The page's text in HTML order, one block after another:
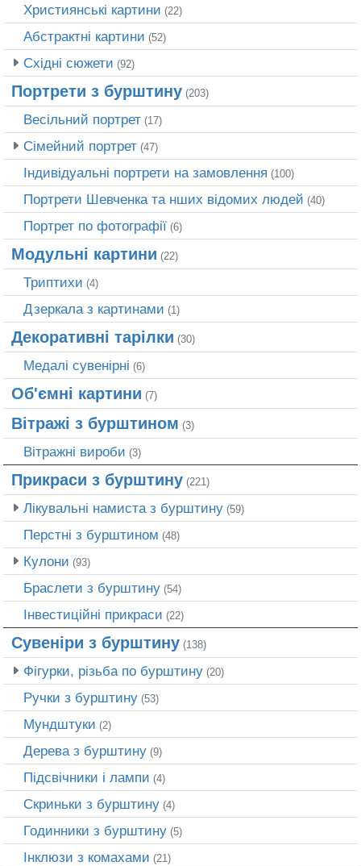
Християнські картини (22)
Абстрактні картини (52)
Східні сюжети (92)
Портрети з бурштину (203)
Весільний портрет (17)
Сімейний портрет (47)
Індивідуальні портрети на замовлення (100)
Портрети Шевченка та нших відомих людей (40)
Портрет по фотографії (6)
Модульні картини (22)
Триптихи (4)
Дзеркала з картинами (1)
Декоративні тарілки (30)
Медалі сувенірні (6)
Об'ємні картини (7)
Вітражі з бурштином (3)
Вітражні вироби (3)
Прикраси з бурштину (221)
Лікувальні намиста з бурштину (59)
Перстні з бурштином (48)
Кулони (93)
Браслети з бурштину (54)
Інвестиційні прикраси (22)
Сувеніри з бурштину (138)
Фігурки, різьба по бурштину (20)
Ручки з бурштину (53)
Мундштуки (2)
Дерева з бурштину (9)
Підсвічники і лампи (4)
Скриньки з бурштину (4)
Годинники з бурштину (5)
Інклюзи з комахами (21)